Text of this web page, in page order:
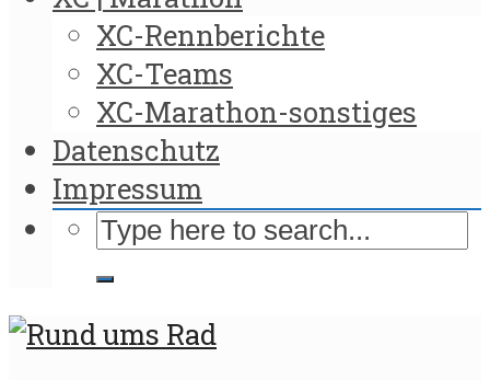
XC-Rennberichte
XC-Teams
XC-Marathon-sonstiges
Datenschutz
Impressum